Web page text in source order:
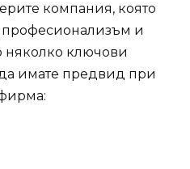
компания, която
професионализъм и
няколко ключови
имате предвид при